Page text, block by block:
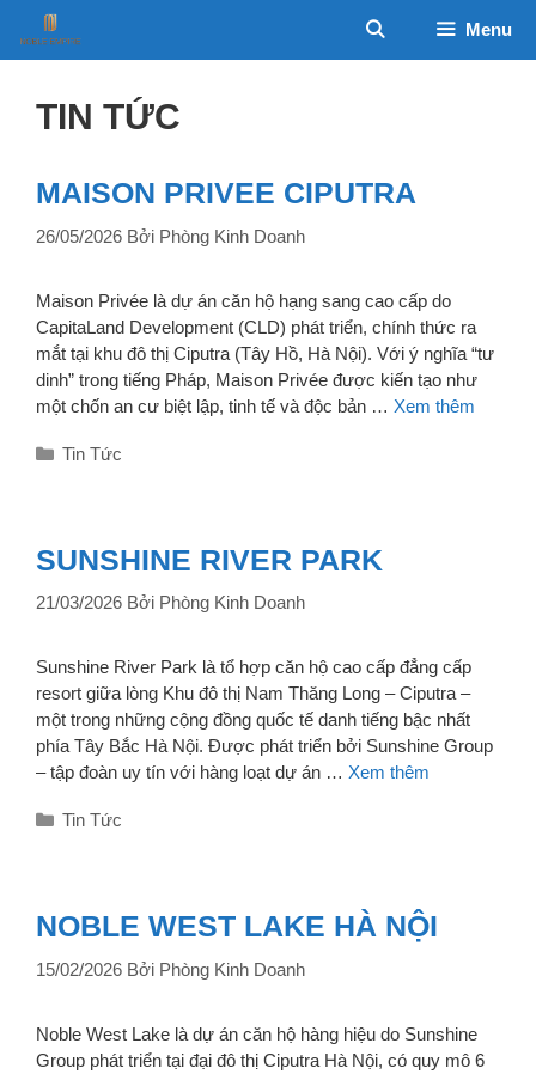
Chuyển
đến
nội
Menu
TIN TỨC
MAISON PRIVEE CIPUTRA
26/05/2026 Bởi Phòng Kinh Doanh
Maison Privée là dự án căn hộ hạng sang cao cấp do
CapitaLand Development (CLD) phát triển, chính thức ra
mắt tại khu đô thị Ciputra (Tây Hồ, Hà Nội). Với ý nghĩa “tư
dinh” trong tiếng Pháp, Maison Privée được kiến tạo như
một chốn an cư biệt lập, tinh tế và độc bản … Xem thêm
Danh
Tin Tức
SUNSHINE RIVER PARK
21/03/2026 Bởi Phòng Kinh Doanh
Sunshine River Park là tổ hợp căn hộ cao cấp đẳng cấp
resort giữa lòng Khu đô thị Nam Thăng Long – Ciputra –
một trong những cộng đồng quốc tế danh tiếng bậc nhất
phía Tây Bắc Hà Nội. Được phát triển bởi Sunshine Group
– tập đoàn uy tín với hàng loạt dự án … Xem thêm
Danh
Tin Tức
NOBLE WEST LAKE HÀ NỘI
15/02/2026 Bởi Phòng Kinh Doanh
Noble West Lake là dự án căn hộ hàng hiệu do Sunshine
Group phát triển tại đại đô thị Ciputra Hà Nội, có quy mô 6